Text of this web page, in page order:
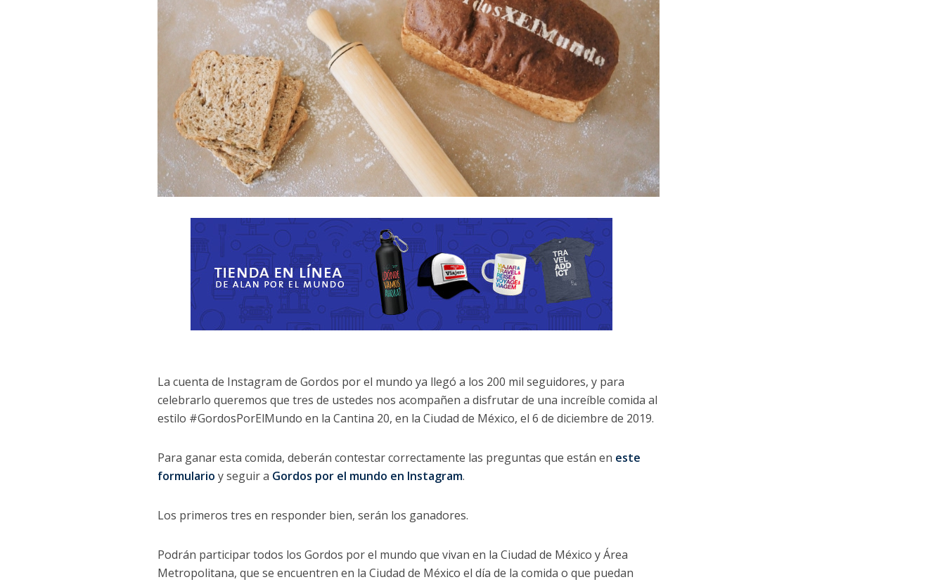
La cuenta de Instagram de Gordos por el mundo ya llegó a los 200 mil seguidores, y para
celebrarlo queremos que tres de ustedes nos acompañen a disfrutar de una increíble comida al
estilo #GordosPorElMundo en la Cantina 20, en la Ciudad de México, el 6 de diciembre de 2019.
Para ganar esta comida, deberán contestar correctamente las preguntas que están en este
formularioy seguir a Gordos por el mundo en Instagram.
Los primeros tres en responder bien, serán los ganadores.
Podrán participar todos los Gordos por el mundo que vivan en la Ciudad de México y Área
Metropolitana, que se encuentren en la Ciudad de México el día de la comida o que puedan